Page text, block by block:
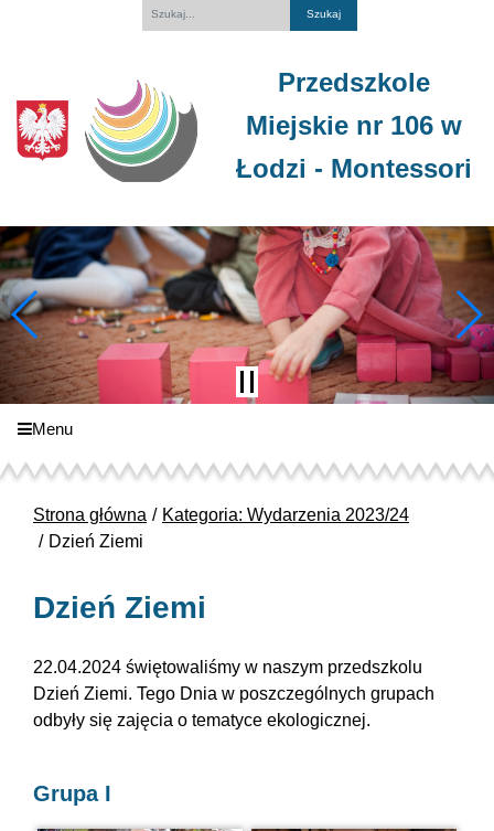
Przedszkole
Miejskie nr 106 w
Łodzi - Montessori
Menu
Strona główna
Kategoria: Wydarzenia 2023/24
Dzień Ziemi
Dzień Ziemi
22.04.2024 świętowaliśmy w naszym przedszkolu
Dzień Ziemi. Tego Dnia w poszczególnych grupach
odbyły się zajęcia o tematyce ekologicznej.
Grupa I